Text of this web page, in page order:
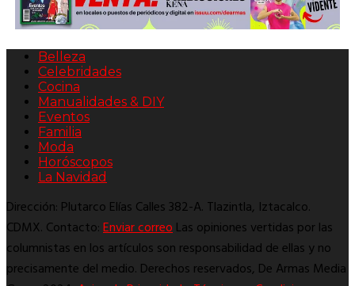
Belleza
Celebridades
Cocina
Manualidades & DIY
Eventos
Familia
Moda
Horóscopos
La Navidad
Dirección: Plutarco Elías Calles 382-A. Tlazintla, Iztacalco.
CDMX. Contacto:Enviar correoLas opiniones vertidas por las
columnistas en los artículos son responsabilidad de ellas y no
precisamente del medio. Derechos reservados, De Armas Media